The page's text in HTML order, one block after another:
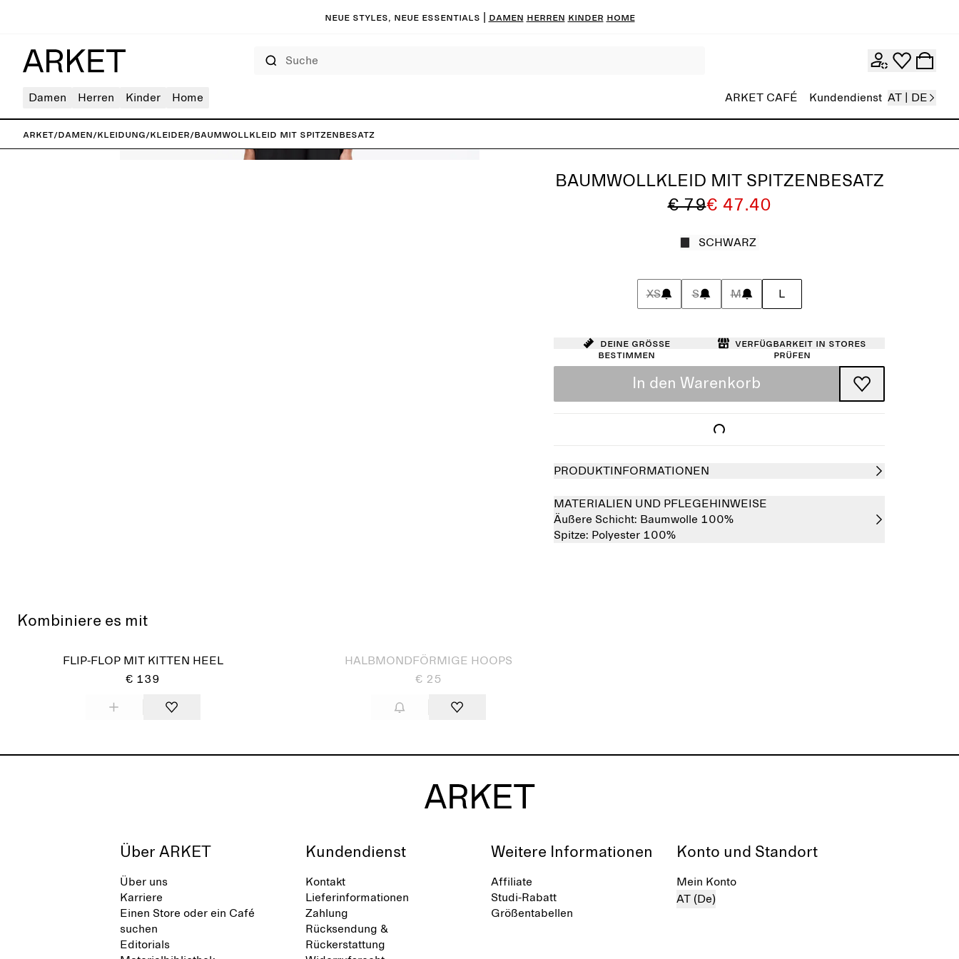
Neue Styles, neue Essentials | DAMEN HERREN KINDER HOME
Damen Herren Kinder Home ARKET CAFÉ Kundendienst AT | DE
ARKET/Damen/Kleidung/Kleider/Baumwollkleid mit Spitzenbesatz
BAUMWOLLKLEID MIT SPITZENBESATZ
€ 79€ 47.40
SCHWARZ
XS S M L
Deine Größe
bestimmen
Verfügbarkeit in Stores
prüfen
In den Warenkorb
PRODUKTINFORMATIONEN
MATERIALIEN UND PFLEGEHINWEISE
Äußere Schicht: Baumwolle 100%
Spitze: Polyester 100%
Kombiniere es mit
FLIP-FLOP MIT KITTEN HEEL
€ 139
HALBMONDFÖRMIGE HOOPS
€ 25
Über ARKET
Über uns
Karriere
Einen Store oder ein Café
suchen
Editorials
Kundendienst
Kontakt
Lieferinformationen
Zahlung
Rücksendung &
Rückerstattung
Weitere Informationen
Affiliate
Studi-Rabatt
Größentabellen
Konto und Standort
Mein Konto
AT (De)